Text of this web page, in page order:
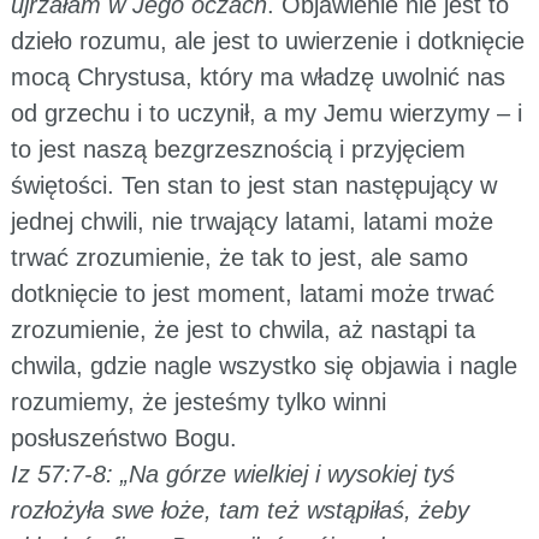
dzieło rozumu, ale jest to uwierzenie i dotknięcie
mocą Chrystusa, który ma władzę uwolnić nas
od grzechu i to uczynił, a my Jemu wierzymy – i
to jest naszą bezgrzesznością i przyjęciem
świętości. Ten stan to jest stan następujący w
jednej chwili, nie trwający latami, latami może
trwać zrozumienie, że tak to jest, ale samo
dotknięcie to jest moment, latami może trwać
zrozumienie, że jest to chwila, aż nastąpi ta
chwila, gdzie nagle wszystko się objawia i nagle
rozumiemy, że jesteśmy tylko winni
posłuszeństwo Bogu.
Iz 57:7-8: „Na górze wielkiej i wysokiej tyś
rozłożyła swe łoże, tam też wstąpiłaś, żeby